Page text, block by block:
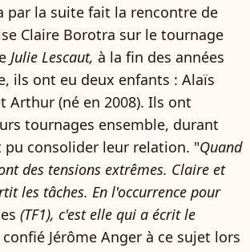
par la suite fait la rencontre de
Claire Borotra sur le tournage
Julie Lescaut, à la fin des années
ils ont eu deux enfants : Alaïs
Arthur (né en 2008). Ils ont
tournages ensemble, durant
pu consolider leur relation. "Quand
des tensions extrêmes. Claire et
les tâches. En l'occurrence pour
(TF1), c'est elle qui a écrit le
Jérôme Anger à ce sujet lors